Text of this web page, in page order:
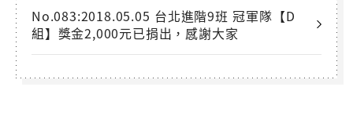
No.083:2018.05.05 台北進階9班 冠軍隊【D
組】獎金2,000元已捐出，感謝大家